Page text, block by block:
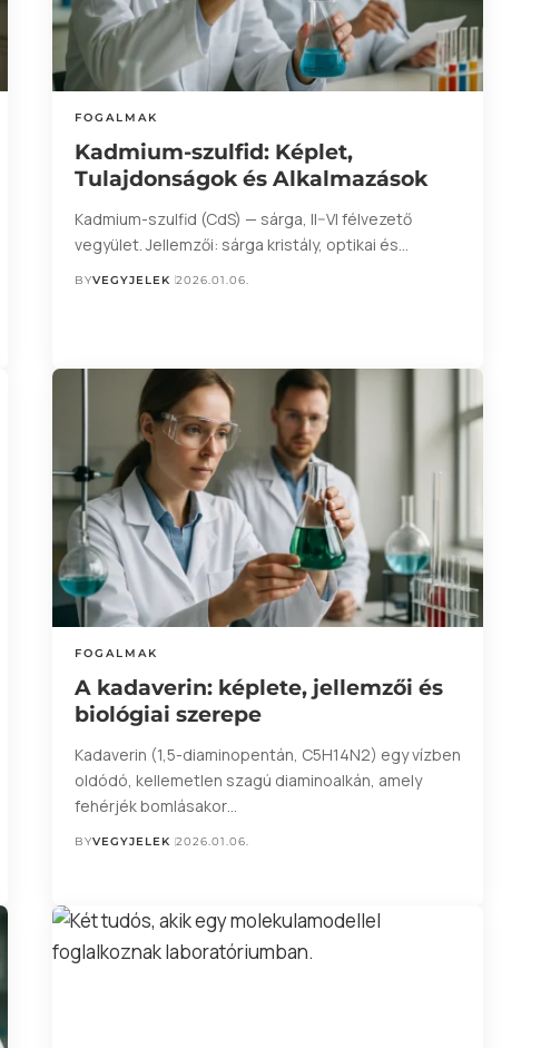
FOGALMAK
Kadmium-szulfid: Képlet,
Tulajdonságok és Alkalmazások
Kadmium-szulfid (CdS) — sárga, II–VI félvezető
vegyület. Jellemzői: sárga kristály, optikai és…
BYVEGYJELEK 2026.01.06.
FOGALMAK
A kadaverin: képlete, jellemzői és
biológiai szerepe
Kadaverin (1,5-diaminopentán, C5H14N2) egy vízben
oldódó, kellemetlen szagú diaminoalkán, amely
fehérjék bomlásakor…
BYVEGYJELEK 2026.01.06.